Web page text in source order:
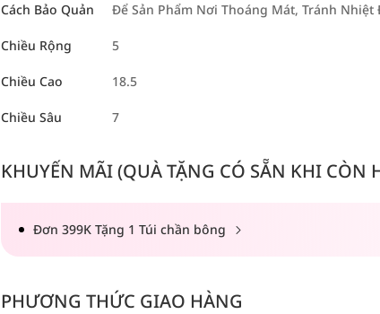
Cách Bảo Quản Để Sản Phẩm Nơi Thoáng Mát, Tránh Nhiệt
Chiều Rộng 5
Chiều Cao 18.5
Chiều Sâu 7
KHUYẾN MÃI (QUÀ TẶNG CÓ SẴN KHI CÒN
Đơn 399K Tặng 1 Túi chần bông
PHƯƠNG THỨC GIAO HÀNG